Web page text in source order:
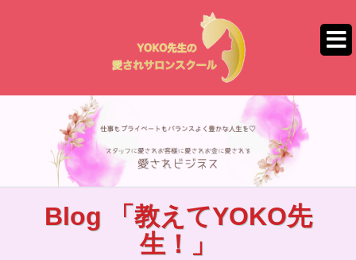
ツ
Blog 「教えてYOKO先
生！」